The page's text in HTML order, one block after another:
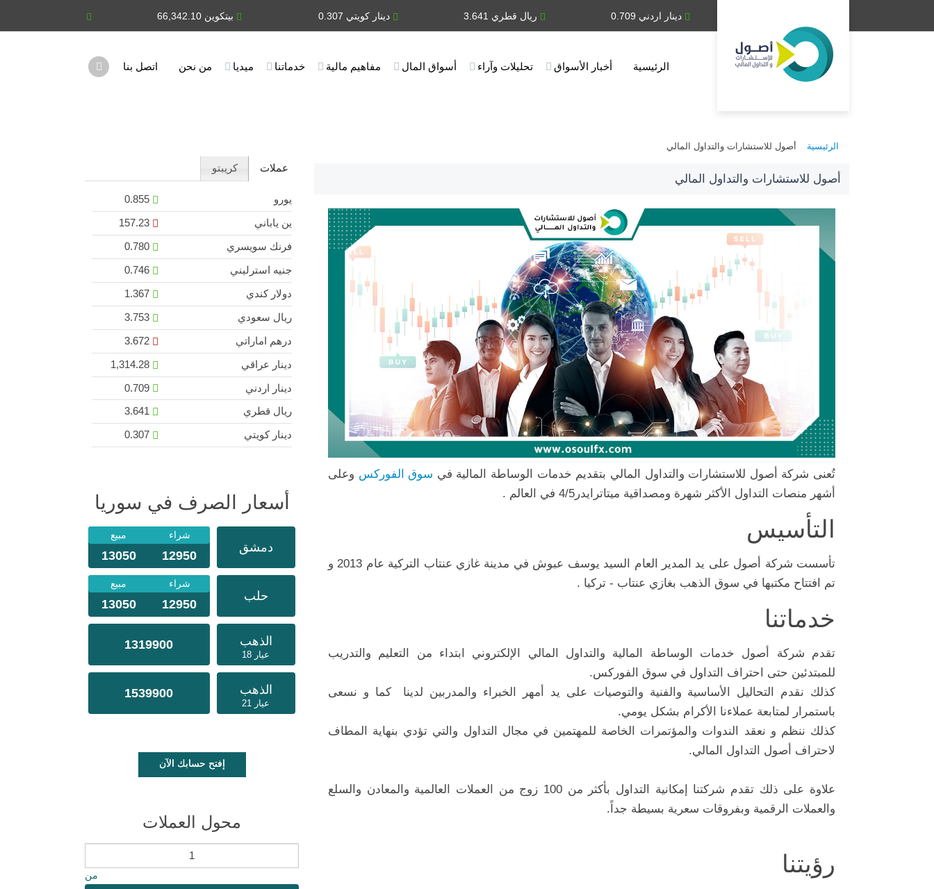
بيتكوين 66,342.10 يورو 0.855 دينار اردني 0.709 ريال قطري 3.641 دينار كويتي 0.307
الرئيسية أخبار الأسواق تحليلات وآراء أسواق المال مفاهيم مالية خدماتنا ميديا من نحن اتصل بنا
الرئيسية أصول للاستشارات والتداول المالي
أصول للاستشارات والتداول المالي
تُعنى شركة أصول للاستشارات والتداول المالي بتقديم خدمات الوساطة المالية في سوق الفوركس وعلى
أشهر منصات التداول الأكثر شهرة ومصداقية ميتاترايدر4/5 في العالم .
التأسيس
تأسست شركة أصول على يد المدير العام السيد يوسف عبوش في مدينة غازي عنتاب التركية عام 2013 و
تم افتتاح مكتبها في سوق الذهب بغازي عنتاب - تركيا .
خدماتنا
تقدم شركة أصول خدمات الوساطة المالية والتداول المالي الإلكتروني ابتداء من التعليم والتدريب
للمبتدئين حتى احتراف التداول في سوق الفوركس.
كذلك نقدم التحاليل الأساسية والفنية والتوصيات على يد أمهر الخبراء والمدربين لدينا كما و نسعى
باستمرار لمتابعة عملاءنا الأكرام بشكل يومي.
كذلك ننظم و نعقد الندوات والمؤتمرات الخاصة للمهتمين في مجال التداول والتي تؤدي بنهاية المطاف
لاحتراف أصول التداول المالي.
علاوة على ذلك تقدم شركتنا إمكانية التداول بأكثر من 100 زوج من العملات العالمية والمعادن والسلع
والعملات الرقمية وبفروقات سعرية بسيطة جداً.
رؤيتنا
عملات كريبتو
يورو
ين ياباني
فرنك سويسري
جنيه استرليني
دولار كندي
ريال سعودي
درهم اماراتي
دينار عراقي
دينار اردني
ريال قطري
دينار كويتي
أسعار الصرف في سوريا
دمشق
شراء مبيع
12950
13050
حلب
شراء مبيع
12950
13050
الذهب
عيار 18
1319900
الذهب
عيار 21
1539900
إفتح حسابك الآن
محول العملات
من